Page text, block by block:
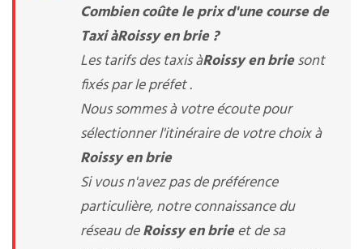
Combien coûte le prix d'une course de
Taxi àRoissy en brie?
Les tarifs des taxis àRoissy en briesont
fixés par le préfet .
Nous sommes à votre écoute pour
sélectionner l'itinéraire de votre choix à
Roissy en brie
Si vous n'avez pas de préférence
particulière, notre connaissance du
réseau deRoissy en brieet de sa